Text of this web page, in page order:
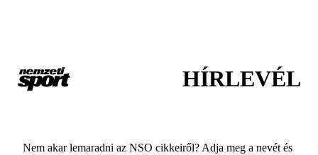
HÍRLEVÉL
Nem akar lemaradni az NSO cikkeiről? Adja meg a nevét és